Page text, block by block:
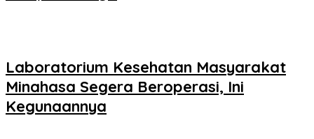
Laboratorium Kesehatan Masyarakat
Minahasa Segera Beroperasi, Ini
Kegunaannya